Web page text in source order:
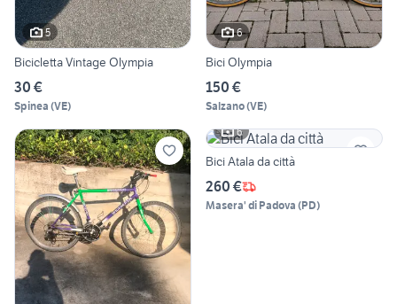
5
Bicicletta Vintage Olympia
30 €
Spinea (VE)
6
Bici Olympia
150 €
Salzano(VE)
6
Bici Atala da città
260 €
Masera' di Padova (PD)